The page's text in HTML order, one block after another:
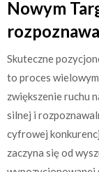
Nowym
Skuteczne
to proces
zwiększenie ruchu
silnej i
cyfrowej
zaczyna się od